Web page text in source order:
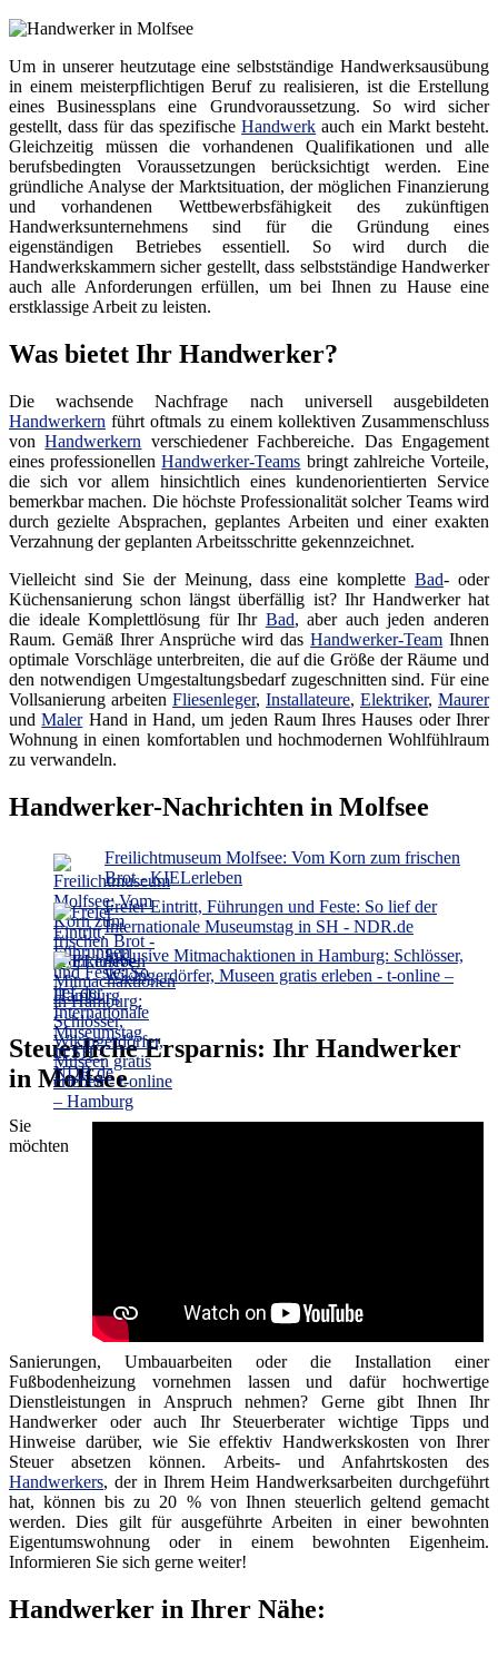
Um in unserer heutzutage eine selbstständige Handwerksausübung
in einem meisterpflichtigen Beruf zu realisieren, ist die Erstellung
eines Businessplans eine Grundvoraussetzung. So wird sicher
gestellt, dass für das spezifischeHandwerk auch ein Markt besteht.
Gleichzeitig müssen die vorhandenen Qualifikationen und alle
berufsbedingten Voraussetzungen berücksichtigt werden. Eine
gründliche Analyse der Marktsituation, der möglichen Finanzierung
und vorhandenen Wettbewerbsfähigkeit des zukünftigen
Handwerksunternehmens sind für die Gründung eines
eigenständigen Betriebes essentiell. So wird durch die
Handwerkskammern sicher gestellt, dass selbstständige Handwerker
auch alle Anforderungen erfüllen, um bei Ihnen zu Hause eine
erstklassige Arbeit zu leisten.
Was bietet Ihr Handwerker?
Die wachsende Nachfrage nach universell ausgebildeten
Handwerkern führt oftmals zu einem kollektiven Zusammenschluss
vonHandwerkern verschiedener Fachbereiche. Das Engagement
eines professionellenHandwerker-Teams bringt zahlreiche Vorteile,
die sich vor allem hinsichtlich eines kundenorientierten Service
bemerkbar machen. Die höchste Professionalität solcher Teams wird
durch gezielte Absprachen, geplantes Arbeiten und einer exakten
Verzahnung der geplanten Arbeitsschritte gekennzeichnet.
Vielleicht sind Sie der Meinung, dass eine kompletteBad- oder
Küchensanierung schon längst überfällig ist? Ihr Handwerker hat
die ideale Komplettlösung für Ihr Bad, aber auch jeden anderen
Raum. Gemäß Ihrer Ansprüche wird dasHandwerker-Team Ihnen
optimale Vorschläge unterbreiten, die auf die Größe der Räume und
den notwendigen Umgestaltungsbedarf zugeschnitten sind. Für eine
Vollsanierung arbeiten Fliesenleger, Installateure, Elektriker, Maurer
undMalerHand in Hand, um jeden Raum Ihres Hauses oder Ihrer
Wohnung in einen komfortablen und hochmodernen Wohlfühlraum
zu verwandeln.
Handwerker-Nachrichten in Molfsee
Freilichtmuseum Molfsee: Vom Korn zum frischen
Brot - KIELerleben
Freier Eintritt, Führungen und Feste: So lief der
Internationale Museumstag in SH - NDR.de
Inklusive Mitmachaktionen in Hamburg: Schlösser,
Wikingerdörfer, Museen gratis erleben - t-online –
Hamburg
Steuerliche Ersparnis: Ihr Handwerker
in Molfsee
Sie
möchten
Sanierungen, Umbauarbeiten oder die Installation einer
Fußbodenheizung vornehmen lassen und dafür hochwertige
Dienstleistungen in Anspruch nehmen? Gerne gibt Ihnen Ihr
Handwerker oder auch Ihr Steuerberater wichtige Tipps und
Hinweise darüber, wie Sie effektiv Handwerkskosten von Ihrer
Steuer absetzen können. Arbeits- und Anfahrtskosten des
Handwerkers, der in Ihrem Heim Handwerksarbeiten durchgeführt
hat, können bis zu 20 % von Ihnen steuerlich geltend gemacht
werden. Dies gilt für ausgeführte Arbeiten in einer bewohnten
Eigentumswohnung oder in einem bewohnten Eigenheim.
Informieren Sie sich gerne weiter!
Handwerker in Ihrer Nähe: